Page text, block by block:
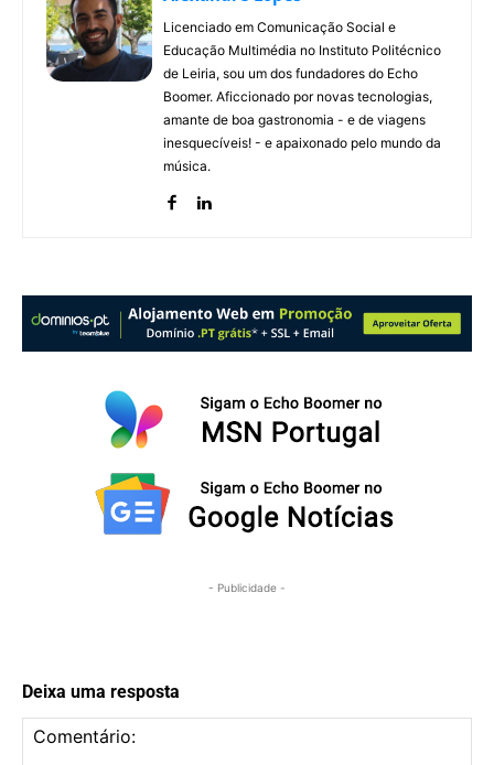
Licenciado em Comunicação Social e
Educação Multimédia no Instituto Politécnico
de Leiria, sou um dos fundadores do Echo
Boomer. Aficcionado por novas tecnologias,
amante de boa gastronomia - e de viagens
inesquecíveis! - e apaixonado pelo mundo da
música.
- Publicidade -
Deixa uma resposta